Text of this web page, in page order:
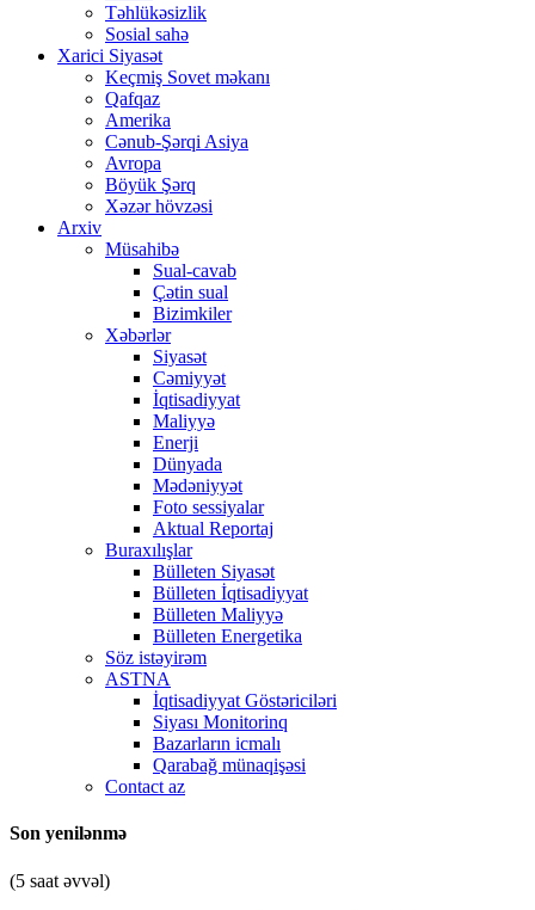
Təhlükəsizlik
Sosial sahə
Xarici Siyasət
Keçmiş Sovet məkanı
Qafqaz
Amerika
Cənub-Şərqi Asiya
Avropa
Böyük Şərq
Xəzər hövzəsi
Arxiv
Müsahibə
Sual-cavab
Çətin sual
Bizimkiler
Xəbərlər
Siyasət
Cəmiyyət
İqtisadiyyat
Maliyyə
Enerji
Dünyada
Mədəniyyət
Foto sessiyalar
Aktual Reportaj
Buraxılışlar
Bülleten Siyasət
Bülleten İqtisadiyyat
Bülleten Maliyyə
Bülleten Energetika
Söz istəyirəm
ASTNA
İqtisadiyyat Göstəriciləri
Siyası Monitorinq
Bazarların icmalı
Qarabağ münaqişəsi
Contact az
Son yenilənmə
(5 saat əvvəl)